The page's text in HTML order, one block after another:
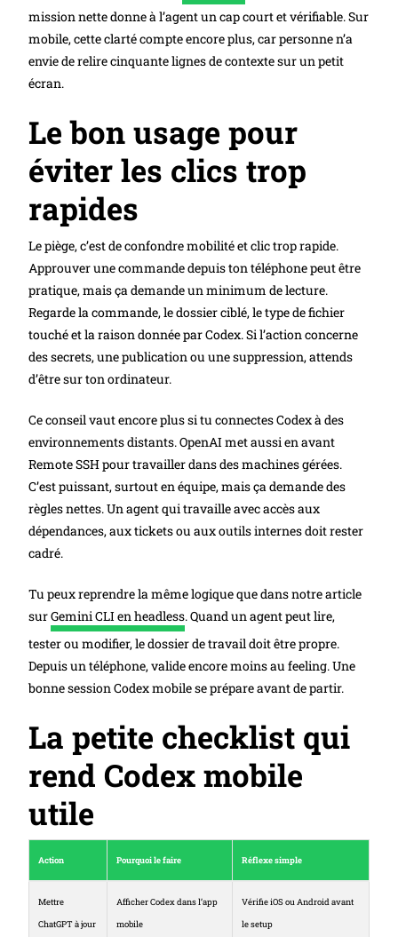
mission nette donne à l’agent un cap court et vérifiable. Sur
mobile, cette clarté compte encore plus, car personne n’a
envie de relire cinquante lignes de contexte sur un petit
écran.
Le bon usage pour
éviter les clics trop
rapides
Le piège, c’est de confondre mobilité et clic trop rapide.
Approuver une commande depuis ton téléphone peut être
pratique, mais ça demande un minimum de lecture.
Regarde la commande, le dossier ciblé, le type de fichier
touché et la raison donnée par Codex. Si l’action concerne
des secrets, une publication ou une suppression, attends
d’être sur ton ordinateur.
Ce conseil vaut encore plus si tu connectes Codex à des
environnements distants. OpenAI met aussi en avant
Remote SSH pour travailler dans des machines gérées.
C’est puissant, surtout en équipe, mais ça demande des
règles nettes. Un agent qui travaille avec accès aux
dépendances, aux tickets ou aux outils internes doit rester
cadré.
Tu peux reprendre la même logique que dans notre article
surGemini CLI en headless. Quand un agent peut lire,
tester ou modifier, le dossier de travail doit être propre.
Depuis un téléphone, valide encore moins au feeling. Une
bonne session Codex mobile se prépare avant de partir.
La petite checklist qui
rend Codex mobile
utile
Action Pourquoi le faire Réflexe simple
Mettre
ChatGPT à jour
Afficher Codex dans l’app
mobile
Vérifie iOS ou Android avant
le setup